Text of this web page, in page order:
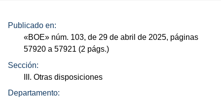
Publicado en:
«BOE» núm. 103, de 29 de abril de 2025, páginas
57920 a 57921 (2 págs.)
Sección:
III. Otras disposiciones
Departamento: